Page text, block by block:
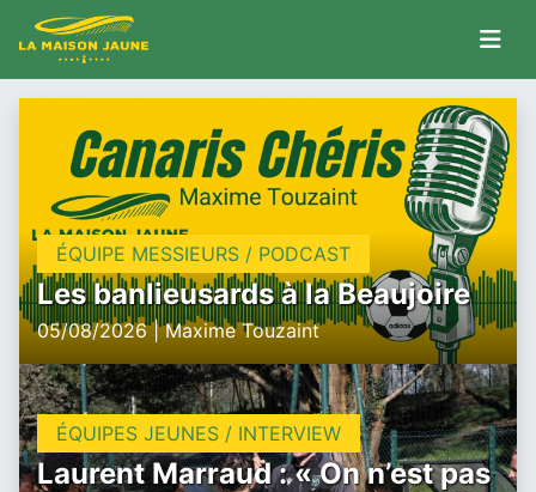
ÉQUIPE MESSIEURS / PODCAST
Les banlieusards à la Beaujoire
05/08/2026 | Maxime Touzaint
ÉQUIPES JEUNES / INTERVIEW
Laurent Marraud : « On n’est pas